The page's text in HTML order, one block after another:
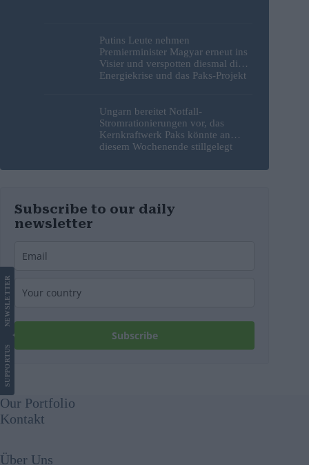
Putins Leute nehmen
Premierminister Magyar erneut ins
Visier und verspotten diesmal die
Energiekrise und das Paks-Projekt
Ungarn bereitet Notfall-
Stromrationierungen vor, das
Kernkraftwerk Paks könnte an
diesem Wochenende stillgelegt
Subscribe to our daily
newsletter
Subscribe
SUPPORT
US
NEWS
LETTER
Our Portfolio
Kontakt
Über Uns